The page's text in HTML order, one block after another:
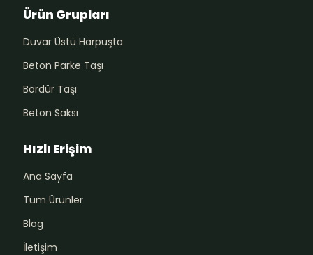
Ürün Grupları
Duvar Üstü Harpuşta
Beton Parke Taşı
Bordür Taşı
Beton Saksı
Hızlı Erişim
Ana Sayfa
Tüm Ürünler
Blog
İletişim